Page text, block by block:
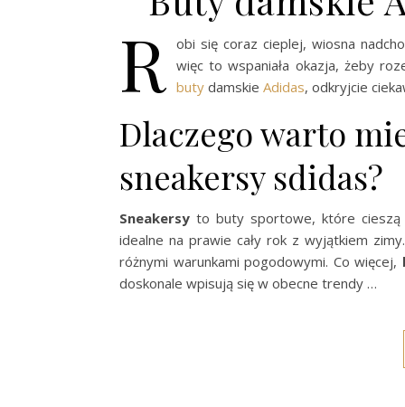
R obi się coraz cieplej, wiosna
więc to wspaniała okazja, żeby
buty damskie Adidas, odkryjcie
Dlaczego warto
sneakersy sdidas?
Sneakersy to buty sportowe, które cieszą
idealne na prawie cały rok z wyjątkiem
różnymi warunkami pogodowymi. Co więcej,
doskonale wpisują się w obecne trendy …